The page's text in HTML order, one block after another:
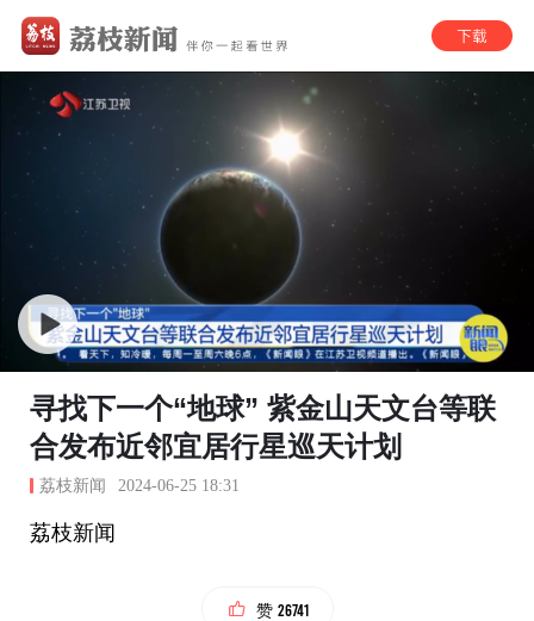
寻找下一个“地球” 紫金山天文台等联
合发布近邻宜居行星巡天计划
荔枝新闻 2024-06-25 18:31
荔枝新闻
赞 26741